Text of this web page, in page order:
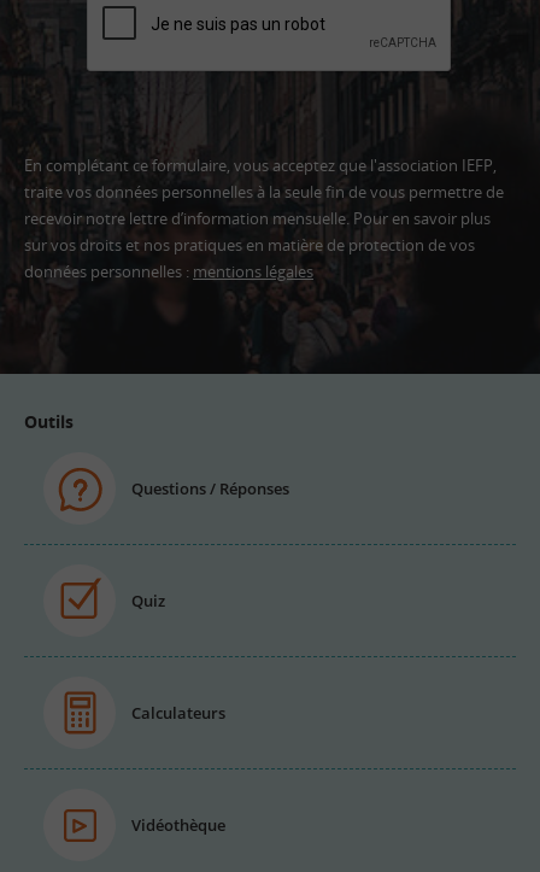
En complétant ce formulaire, vous acceptez que l'association IEFP,
traite vos données personnelles à la seule fin de vous permettre de
recevoir notre lettre d’information mensuelle. Pour en savoir plus
sur vos droits et nos pratiques en matière de protection de vos
données personnelles : mentions légales
Outils
Questions / Réponses
Quiz
Calculateurs
Vidéothèque